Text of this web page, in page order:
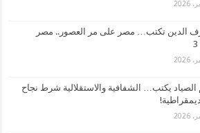
الدين تكتب… مصر على مر العصور.. مصر
الصياد يكتب… الشفافية والاستقلالية شرط نجاح